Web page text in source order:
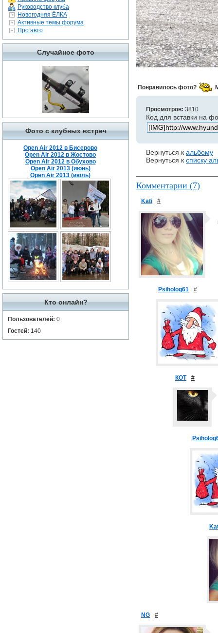
Руководство клуба
Новогодняя ЁЛКА
Активные темы форума
Про авто
Случайное фото
Фото с клубных встреч
Open Air 2012 в Бисерово
Open Air 2012 в Жостово
Open Air 2012 в Обухово
Open Air 2013 (июнь)
Open Air 2013 (июль)
Кто онлайн?
Пользователей: 0
Гостей: 140
Понравилось фото?
Просмотров: 3810
Код для вставки на
Вернуться к альбому
Вернуться к списку
Комментарии (7)
Kati #
Psiholog61 #
КОТ #
NG #